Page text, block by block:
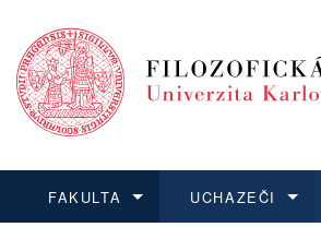
FAKULTA UCHAZEČI